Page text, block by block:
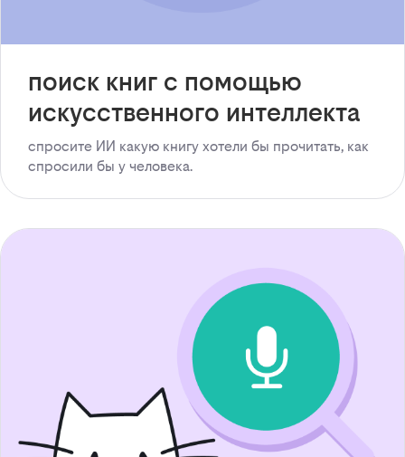
поиск книг с помощью
искусственного интеллекта
спросите ИИ какую книгу хотели бы прочитать, как
спросили бы у человека.